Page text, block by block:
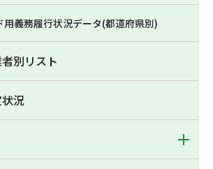
用義務履行状況データ(都道府県別)
別リスト
況